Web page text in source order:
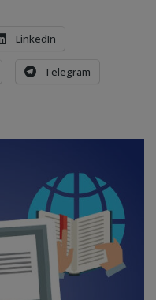
LinkedIn
Telegram